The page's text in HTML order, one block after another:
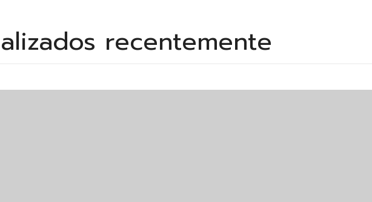
recentemente